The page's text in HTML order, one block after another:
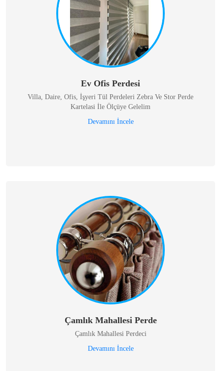
Ev Ofis Perdesi
Villa, Daire, Ofis, İşyeri Tül Perdeleri Zebra Ve Stor Perde
Kartelasi İle Ölçüye Gelelim
Devamını İncele
Çamlık Mahallesi Perde
Çamlık Mahallesi Perdeci
Devamını İncele